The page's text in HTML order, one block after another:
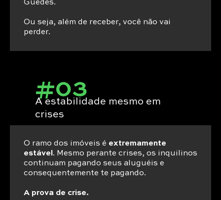
Guedes.
Ou seja, além de receber, você não vai
perder.
#03
A estabilidade mesmo em
crises
O ramo dos imóveis é extremamente
estável . Mesmo perante crises, os inquilinos
continuam pagando seus aluguéis e
consequentemente te pagando.
A prova de crise.